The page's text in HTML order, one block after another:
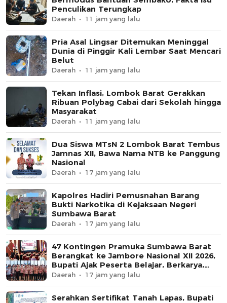
Penculikan Terungkap
Daerah 11 jam yang lalu
Pria Asal Lingsar Ditemukan Meninggal
Dunia di Pinggir Kali Lembar Saat Mencari
Belut
Daerah 11 jam yang lalu
Tekan Inflasi, Lombok Barat Gerakkan
Ribuan Polybag Cabai dari Sekolah hingga
Masyarakat
Daerah 11 jam yang lalu
Dua Siswa MTsN 2 Lombok Barat Tembus
Jamnas XII, Bawa Nama NTB ke Panggung
Nasional
Daerah 17 jam yang lalu
Kapolres Hadiri Pemusnahan Barang
Bukti Narkotika di Kejaksaan Negeri
Sumbawa Barat
Daerah 17 jam yang lalu
47 Kontingen Pramuka Sumbawa Barat
Berangkat ke Jambore Nasional XII 2026,
Bupati Ajak Peserta Belajar, Berkarya,
dan Harumkan Nama Daerah
Daerah 17 jam yang lalu
Serahkan Sertifikat Tanah Lapas, Bupati